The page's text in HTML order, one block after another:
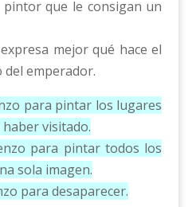
pintor que le consigan un
mejor qué hace el
emperador.
para pintar los lugares
visitado.
para pintar todos los
sola imagen.
para desaparecer.